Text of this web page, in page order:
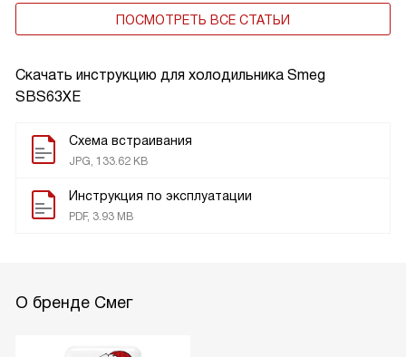
Скачать инструкцию для холодильника Smeg
SBS63XE
Схема встраивания
JPG, 133.62 KB
Инструкция по эксплуатации
PDF, 3.93 MB
ПОСМОТРЕТЬ ВСЕ СТАТЬИ
О бренде Смег